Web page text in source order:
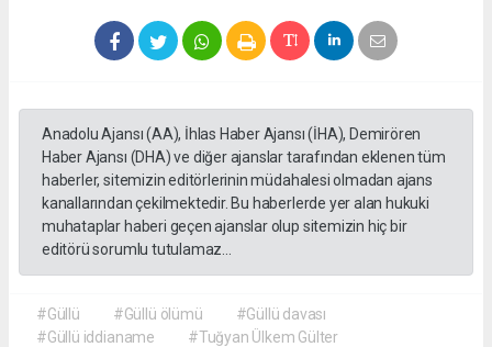
Anadolu Ajansı (AA), İhlas Haber Ajansı (İHA), Demirören
Haber Ajansı (DHA) ve diğer ajanslar tarafından eklenen tüm
haberler, sitemizin editörlerinin müdahalesi olmadan ajans
kanallarından çekilmektedir. Bu haberlerde yer alan hukuki
muhataplar haberi geçen ajanslar olup sitemizin hiç bir
editörü sorumlu tutulamaz...
#Güllü #Güllü ölümü
#Güllü davası
#Güllü iddianame
#Tuğyan Ülkem Gülter